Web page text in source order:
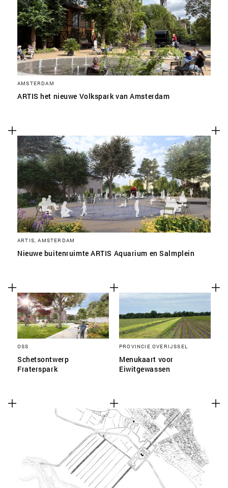
AMSTERDAM
ARTIS het nieuwe Volkspark van Amsterdam
ARTIS, AMSTERDAM
Nieuwe buitenruimte ARTIS Aquarium en Salmplein
OSS
Schetsontwerp
Fraterspark
PROVINCIE OVERIJSSEL
Menukaart voor
Eiwitgewassen
SLA VOORKEUREN OP